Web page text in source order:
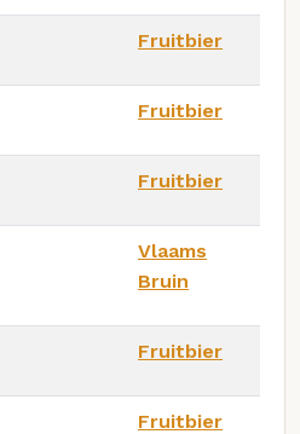
Fruitbier
Fruitbier
Fruitbier
Vlaams
Bruin
Fruitbier
Fruitbier